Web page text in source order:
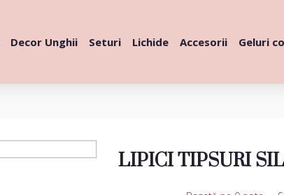
Decor Unghii Seturi Lichide Accesorii Geluri
LIPICI TIPSURI